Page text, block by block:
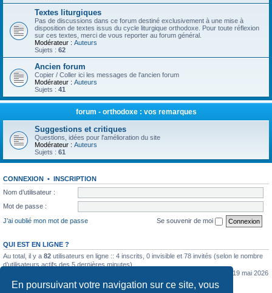
En poursuivant votre navigation sur ce site, vous
Textes liturgiques
Pas de discussions dans ce forum destiné exclusivement à une mise à
disposition de textes issus du cycle liturgique orthodoxe. Pour toute réflexion
sur ces textes, merci de vous reporter au forum général.
Modérateur : Auteurs
Sujets : 62
Ancien forum
Copier / Coller ici les messages de l'ancien forum
Modérateur : Auteurs
Sujets : 41
forum - orthodoxe : vos remarques
Suggestions et critiques
Questions, idées pour l'amélioration du site
Modérateur : Auteurs
Sujets : 61
CONNEXION • INSCRIPTION
Nom d’utilisateur :
Mot de passe :
J’ai oublié mon mot de passe
Se souvenir de moi
QUI EST EN LIGNE ?
Au total, il y a 82 utilisateurs en ligne :: 4 inscrits, 0 invisible et 78 invités (selon le nombre
d’utilisateurs actifs des 5 dernières minutes)
le mar. 19 mai 2026
0:07